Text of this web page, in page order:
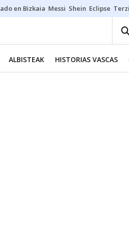
en Bizkaia Messi Shein Eclipse
ALBISTEAK HISTORIAS VASCAS